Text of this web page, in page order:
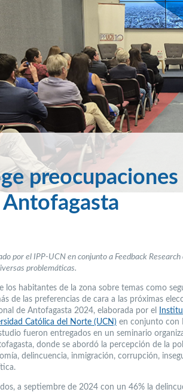
preocupaciones
por el IPP-UCN en conjunto a Feedback
problemáticas.
los habitantes de la zona sobre temas como
de las preferencias de cara a las próximas
de Antofagasta 2024, elaborada por el
Católica del Norte (UCN) en conjunto con
fueron entregados en un seminario
donde se abordó la percepción de la
delincuencia, inmigración, corrupción,
a septiembre de 2024 con un 46% la